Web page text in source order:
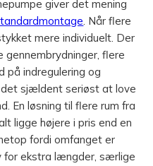
giver det mening
. Når flere
mere individuelt. Der
gennembrydninger, flere
på indregulering og
sjældent seriøst at love
En løsning til flere rum fra
ligge højere i pris end en
fordi omfanget er
for ekstra længder, særlige